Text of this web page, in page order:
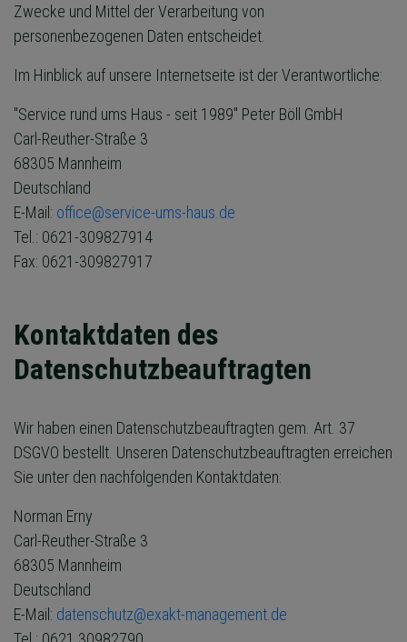
Zwecke und Mittel der Verarbeitung von
personenbezogenen Daten entscheidet.
Im Hinblick auf unsere Internetseite ist der Verantwortliche:
"Service rund ums Haus - seit 1989" Peter Böll GmbH
Carl-Reuther-Straße 3
68305 Mannheim
Deutschland
E-Mail: office@service-ums-haus.de
Tel.: 0621-309827914
Fax: 0621-309827917
Kontaktdaten des
Datenschutzbeauftragten
Wir haben einen Datenschutzbeauftragten gem. Art. 37
DSGVO bestellt. Unseren Datenschutzbeauftragten erreichen
Sie unter den nachfolgenden Kontaktdaten:
Norman Erny
Carl-Reuther-Straße 3
68305 Mannheim
Deutschland
E-Mail: datenschutz@exakt-management.de